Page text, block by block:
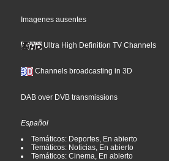
Imagenes ausentes
Ultra High Definition TV Channels
Channels broadcasting in 3D
DAB over DVB transmissions
Español
Temáticos: Deportes, En abierto
Temáticos: Noticias, En abierto
Temáticos: Cinema, En abierto